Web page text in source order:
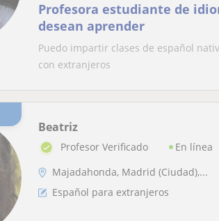
Profesora estudiante de
desean aprender
Puedo impartir clases de español
con extranjeros
Beatriz
Profesor Verificado
En línea
Majadahonda, Madrid (Ciudad),...
Español para extranjeros